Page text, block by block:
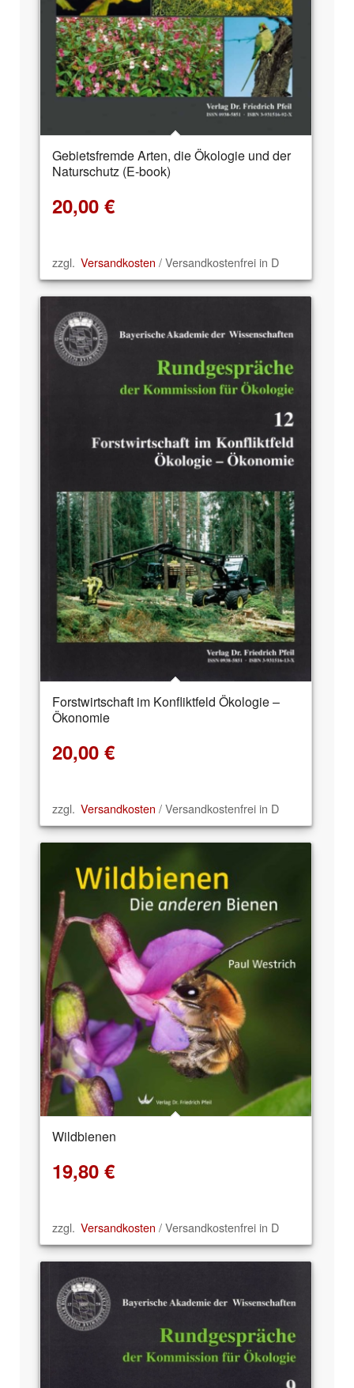
Gebietsfremde Arten, die Ökologie und der
Naturschutz (E-book)
20,00 €
zzgl. Versandkosten / Versandkostenfrei in D
Forstwirtschaft im Konfliktfeld Ökologie –
Ökonomie
20,00 €
zzgl. Versandkosten / Versandkostenfrei in D
Wildbienen
19,80 €
zzgl. Versandkosten / Versandkostenfrei in D